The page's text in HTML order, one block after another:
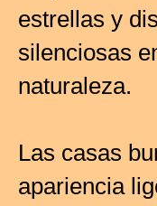
estrellas y
silenciosas
naturaleza.
Las casas
apariencia